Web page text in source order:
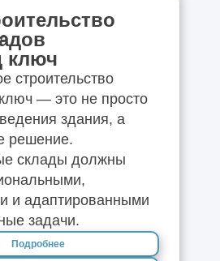
ключ
строительство
— это не просто
здания, а
решение.
склады должны
и адаптированными
задачи.
Подробнее